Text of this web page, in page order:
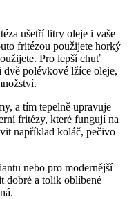
ušetří litry oleje i vaše
fritézou použijete horký
Pro lepší chuť
dvě polévkové lžíce oleje,
a tím tepelně upravuje
fritézy, které fungují na
například koláč, pečivo
nebo pro modernější
dobré a tolik oblíbené